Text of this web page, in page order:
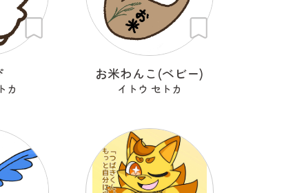
カ
お米わんこ(ベビー)
イトウ セトカ